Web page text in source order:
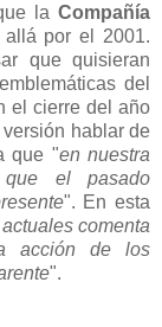
la Compañía
allá por el 2001.
que quisieran
del
el cierre del año
hablar de
que "en nuestra
que el pasado
". En esta
comenta
acción de los
".